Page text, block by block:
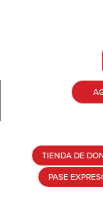
TIENDA DE
PASE